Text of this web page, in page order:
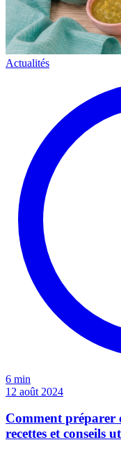
Actualités
6 min
12 août 2024
Comment préparer
recettes et conseils